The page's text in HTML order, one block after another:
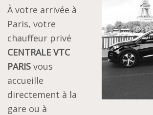
À votre arrivée à
Paris, votre
chauffeur privé
CENTRALE VTC
PARIS vous
accueille
directement à la
gare ou à